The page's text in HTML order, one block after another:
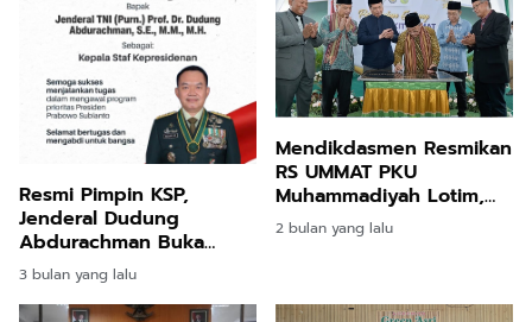
Resmi Pimpin KSP,
Jenderal Dudung
Abdurachman Buka
Aduan 24 Jam Kawal
Program Prabowo
3 bulan yang lalu
Mendikdasmen Resmikan
RS UMMAT PKU
Muhammadiyah Lotim,
Tekankan Budaya Hidup
2 bulan yang lalu